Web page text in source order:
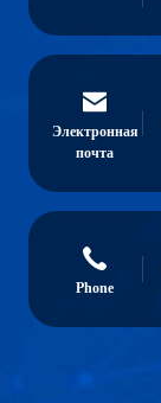
Электронная
почта
Phone